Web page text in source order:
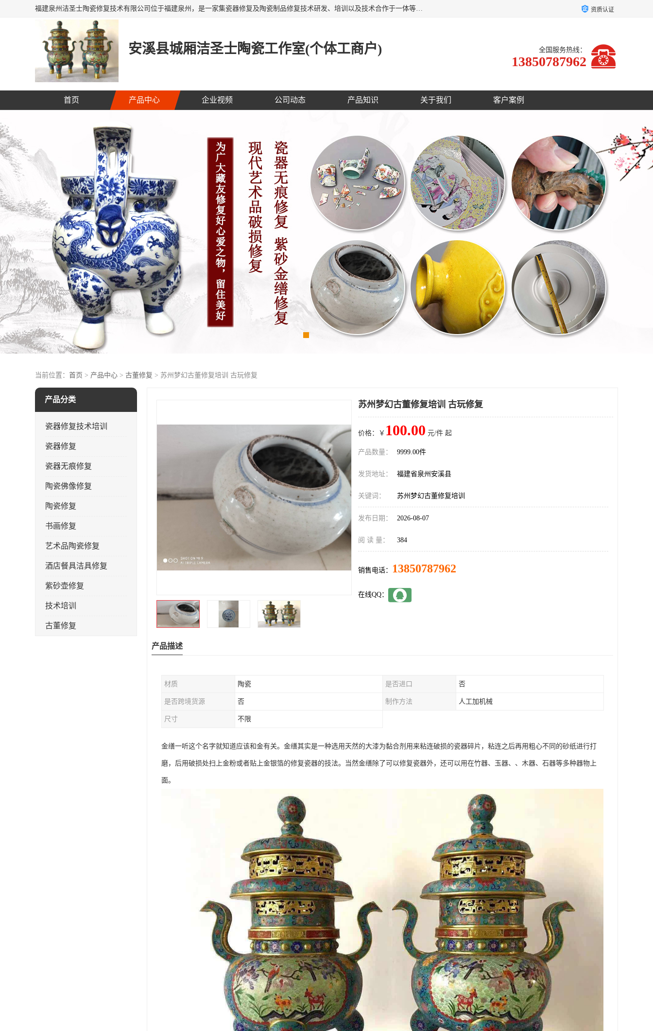
福建泉州洁圣士陶瓷修复技术有限公司位于福建泉州，是一家集瓷器修复及陶瓷制品修复技术研发、培训以及技术合作于一体等专业修复机构，公司主营：瓷器修复，陶瓷修复，瓷器无痕修复，陶瓷佛像修复，瓷器修复技术培训等。 洁圣士以全新的技术修复各种：古陶瓷、花瓶、餐具、工艺品、卫浴、颜色不一的金边、银边、花边，修复后基本无痕迹，修补成本低。丰富的经验为客户提供实用、优质服务！ 资质认证
安溪县城厢洁圣士陶瓷工作室(个体工商户) 全国服务热线：
13850787962
首页 产品中心 企业视频 公司动态 产品知识 关于我们 客户案例
当前位置： 首页 > 产品中心 > 古董修复 > 苏州梦幻古董修复培训 古玩修复
产品分类
瓷器修复技术培训
瓷器修复
瓷器无痕修复
陶瓷佛像修复
陶瓷修复
书画修复
艺术品陶瓷修复
酒店餐具洁具修复
紫砂壶修复
技术培训
古董修复
苏州梦幻古董修复培训 古玩修复
价格：￥ 100.00 元/件 起
产品数量： 9999.00件
发货地址： 福建省泉州安溪县
关键词： 苏州梦幻古董修复培训
发布日期： 2026-08-07
阅 读 量： 384
销售电话： 13850787962
在线QQ：
产品描述
材质 陶瓷 是否进口 否
是否跨境货源 否 制作方法 人工加机械
尺寸 不限
金缮一听这个名字就知道应该和金有关。金缮其实是一种选用天然的大漆为黏合剂用来粘连破损的瓷器碎片，粘连之后再用粗心不同的砂纸进行打
磨，后用破损处扫上金粉或者贴上金银箔的修复瓷器的技法。当然金缮除了可以修复瓷器外，还可以用在竹器、玉器、、木器、石器等多种器物上
面。